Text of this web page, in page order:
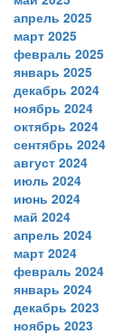
апрель 2025
март 2025
февраль 2025
январь 2025
декабрь 2024
ноябрь 2024
октябрь 2024
сентябрь 2024
август 2024
июль 2024
июнь 2024
май 2024
апрель 2024
март 2024
февраль 2024
январь 2024
декабрь 2023
ноябрь 2023